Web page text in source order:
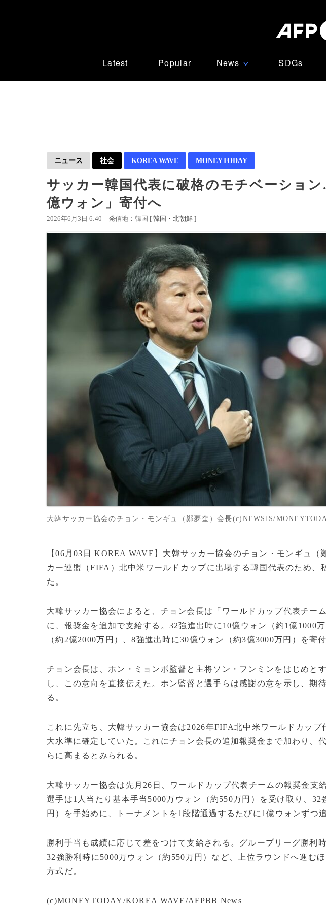
Latest Popular News ∨ SDGs
ニュース 社会 KOREA WAVE MONEYTODAY
サッカー韓国代表に破格のモチベーショ
億ウォン」寄付へ
2026年6月3日 6:40 発信地：韓国 [ 韓国・北朝鮮 ]
大韓サッカー協会のチョン・モンギュ（鄭夢奎）会長(c)NEWSIS/
【06月03日 KOREA WAVE】大韓サッカー協会のチョン・モンギュ（
カー連盟（FIFA）北中米ワールドカップに出場する韓国代表のため、
た。
大韓サッカー協会によると、チョン会長は「ワールドカップ代表チー
に、報奨金を追加で支給する。32強進出時に10億ウォン（約1億1000
（約2億2000万円）、8強進出時に30億ウォン（約3億3000万円）を寄
チョン会長は、ホン・ミョンボ監督と主将ソン・フンミンをはじめと
し、この意向を直接伝えた。ホン監督と選手らは感謝の意を示し、期
る。
これに先立ち、大韓サッカー協会は2026年FIFA北中米ワールドカップ
大水準に確定していた。これにチョン会長の追加報奨金まで加わり、
らに高まるとみられる。
大韓サッカー協会は先月26日、ワールドカップ代表チームの報奨金支
選手は1人当たり基本手当5000万ウォン（約550万円）を受け取り、32
円）を手始めに、トーナメントを1段階通過するたびに1億ウォンずつ
勝利手当も成績に応じて差をつけて支給される。グループリーグ勝利
32強勝利時に5000万ウォン（約550万円）など、上位ラウンドへ進む
方式だ。
(c)MONEYTODAY/KOREA WAVE/AFPBB News